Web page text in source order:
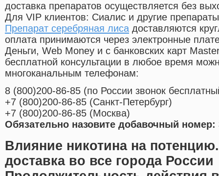
доставка препаратов осуществляется без
Для VIP клиентов: Сиалис и другие
Препарат серебряная лиса доставляются
оплата принимаются через электронные
Деньги, Web Money и с банковских карт
бесплатной консультации в любое время
многоканальным телефонам:
8 (800)200-86-85 (по России звонок
+7 (800)200-86-85 (Санкт-Петербург)
+7 (800)200-86-85 (Москва)
Обязательно назовите добавочный номер:
Влияние никотина на
доставка во все города России